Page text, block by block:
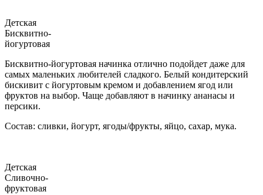
Детская
Бисквитно-
йогуртовая
Бисквитно-йогуртовая начинка отлично подойдет даже для
самых маленьких любителей сладкого. Белый кондитерский
бискивит с йогуртовым кремом и добавлением ягод или
фруктов на выбор. Чаще добавляют в начинку ананасы и
персики.
Состав: сливки, йогурт, ягоды/фрукты, яйцо, сахар, мука.
Детская
Сливочно-
фруктовая